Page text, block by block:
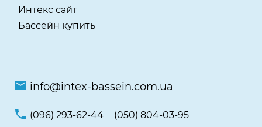
Интекс сайт
Бассейн купить
info@intex-bassein.com.ua
(096) 293-62-44
(050) 804-03-95